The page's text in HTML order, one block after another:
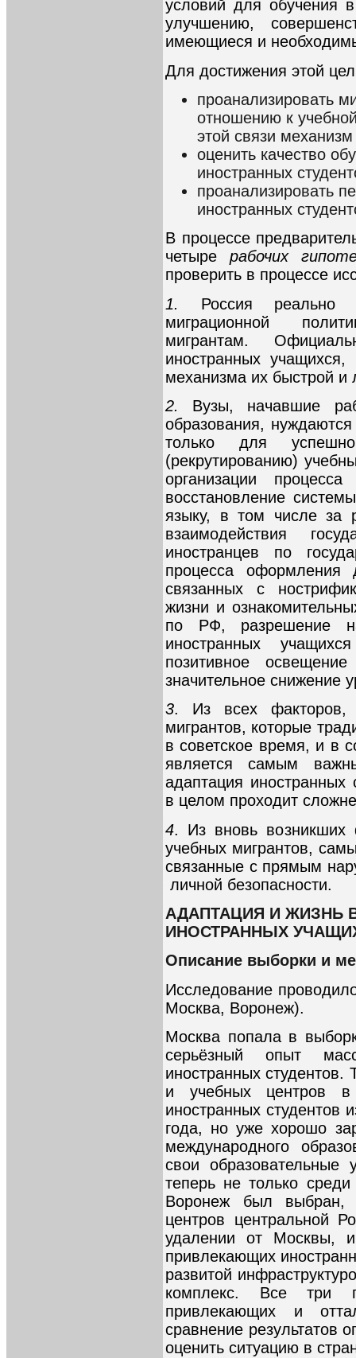
условий для обучения
улучшению,
имеющиеся и
Для достижения этой
проанализировать
отношению к
этой связи
оценить качество
иностранных
проанализировать
иностранных
В процессе
четырерабочих
проверить в процессе
1. Россия реально
миграционной
мигрантам.
иностранных
механизма их быстрой и
2.
Вузы, начавшие
образования,
только для
(рекрутированию)
организации
восстановление
языку, в том числе за
взаимодействия
иностранцев по
процесса оформления
связанных с
жизни и
по РФ, разрешение
иностранных
позитивное
значительное снижение
3. Из всех факторов,
мигрантов, которые
в советское время, и в
является самым
адаптация иностранных
в целом проходит
4. Из вновь возникших
учебных мигрантов,
связанные с прямым
личной безопасности.
АДАПТАЦИЯ И ЖИЗНЬ
ИНОСТРАННЫХ
Описание выборки и
Исследование
Москва, Воронеж).
Москва попала в
серьёзный опыт
иностранных
и учебных центров в
иностранных студентов
года, но уже хорошо
международного
свои образовательные
теперь не только среди
Воронеж был выбран,
центров центральной
удалении от Москвы,
привлекающих
развитой
комплекс. Все три
привлекающих и
сравнение результатов
оценить ситуацию в